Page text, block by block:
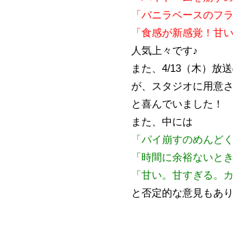
「バニラベースのフ
「食感が新感覚！甘
人気上々です♪
また、4/13（木）放
が、スタジオに用意
と喜んでいました！
また、中には
「パイ崩すのめんどく
「時間に余裕ないと
「甘い。甘すぎる。
と否定的な意見もあり